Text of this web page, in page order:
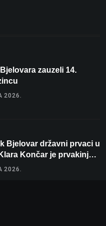
zauzeli 14.
2026.
Bjelovar državni prvaci u
Končar je prvakinja
tenisu!
2026.